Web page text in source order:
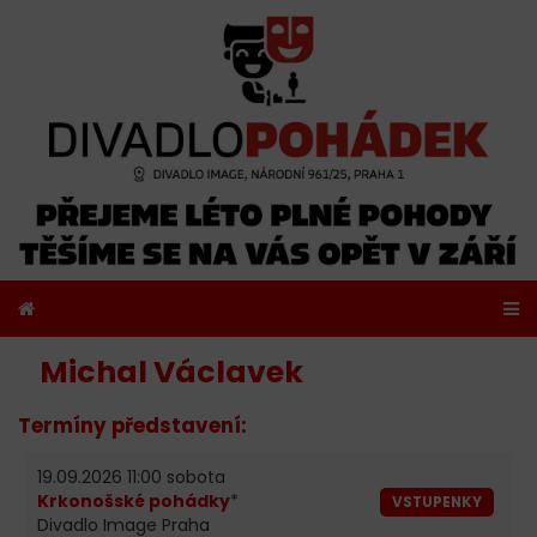
Michal Václavek
Termíny představení:
19.09.2026 11:00 sobota
Krkonošské pohádky*
Divadlo Image Praha
VSTUPENKY